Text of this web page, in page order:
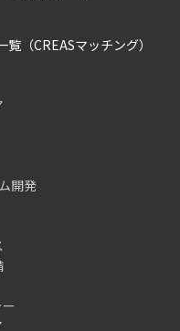
（CREASマッチング）
開発